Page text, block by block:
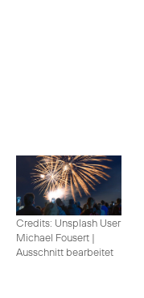
Credits: Unsplash User
Michael Fousert |
Ausschnitt bearbeitet